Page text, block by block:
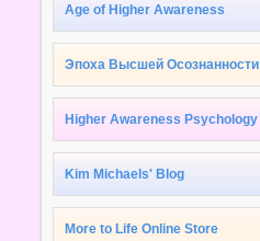
Age of Higher Awareness
Эпоха Высшей Осознанности
Higher Awareness Psychology
Kim Michaels' Blog
More to Life Online Store